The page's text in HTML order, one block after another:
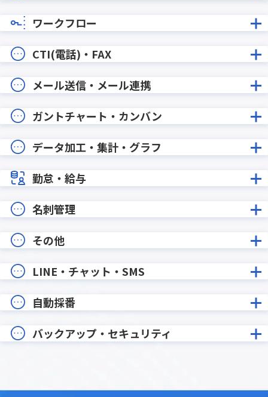
ワークフロー
CTI(電話)・FAX
メール送信・メール連携
ガントチャート・カンバン
データ加工・集計・グラフ
勤怠・給与
名刺管理
その他
LINE・チャット・SMS
自動採番
バックアップ・セキュリティ